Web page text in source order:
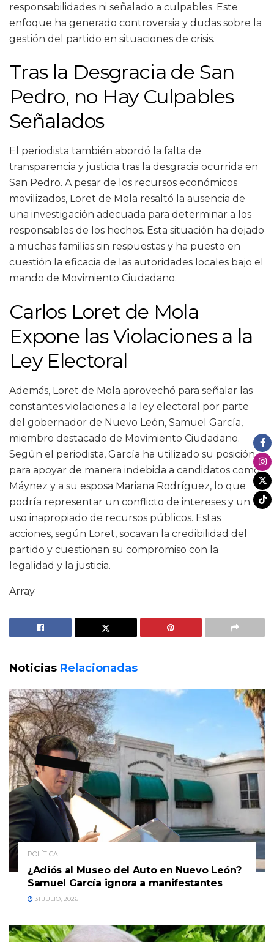
responsabilidades ni señalado a culpables. Este
enfoque ha generado controversia y dudas sobre la
gestión del partido en situaciones de crisis.
Tras la Desgracia de San
Pedro, no Hay Culpables
Señalados
El periodista también abordó la falta de
transparencia y justicia tras la desgracia ocurrida en
San Pedro. A pesar de los recursos económicos
movilizados, Loret de Mola resaltó la ausencia de
una investigación adecuada para determinar a los
responsables de los hechos. Esta situación ha dejado
a muchas familias sin respuestas y ha puesto en
cuestión la eficacia de las autoridades locales bajo el
mando de Movimiento Ciudadano.
Carlos Loret de Mola
Expone las Violaciones a la
Ley Electoral
Además, Loret de Mola aprovechó para señalar las
constantes violaciones a la ley electoral por parte
del gobernador de Nuevo León, Samuel García,
miembro destacado de Movimiento Ciudadano.
Según el periodista, García ha utilizado su posición
para apoyar de manera indebida a candidatos como
Máynez y a su esposa Mariana Rodríguez, lo que
podría representar un conflicto de intereses y un
uso inapropiado de recursos públicos. Estas
acciones, según Loret, socavan la credibilidad del
partido y cuestionan su compromiso con la
legalidad y la justicia.
Array
Noticias Relacionadas
POLÍTICA
¿Adiós al Museo del Auto en Nuevo León?
Samuel García ignora a manifestantes
31 JULIO, 2026